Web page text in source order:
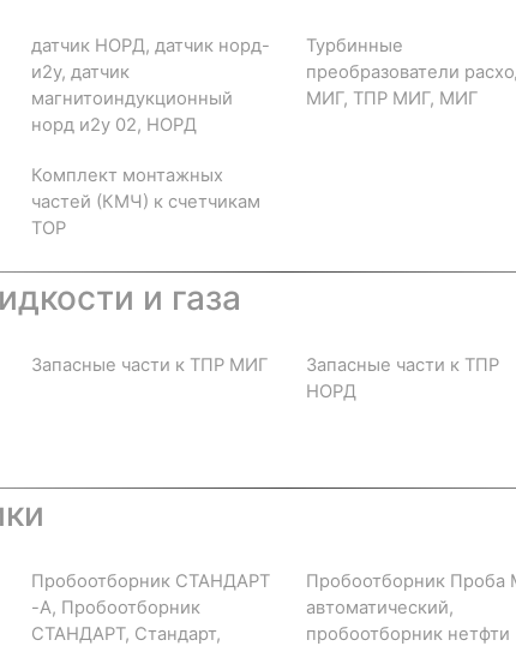
датчик НОРД, датчик норд-
и2у, датчик
магнитоиндукционный
норд и2у 02, НОРД
Турбинные
преобразователи
МИГ, ТПР МИГ, МИГ
Комплект монтажных
частей (КМЧ) к счетчикам
ТОР
и газа
Запасные части к ТПР МИГ
Запасные части к ТПР
НОРД
Пробоотборник СТАНДАРТ
-А, Пробоотборник
СТАНДАРТ, Стандарт,
Пробоотборник Проба
автоматический,
пробоотборник нетфти